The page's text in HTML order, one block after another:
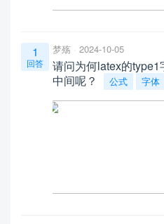
1
回答
梦殇 2024-10-05
请问为何latex的
中间呢？
公式 字体